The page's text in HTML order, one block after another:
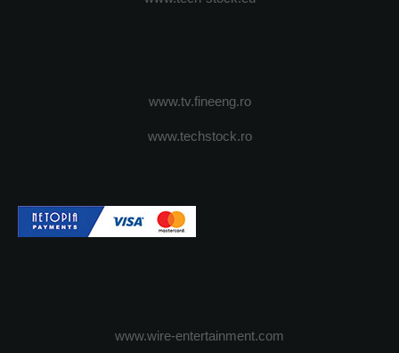
www.tv.fineeng.ro
www.techstock.ro
www.wire-entertainment.com